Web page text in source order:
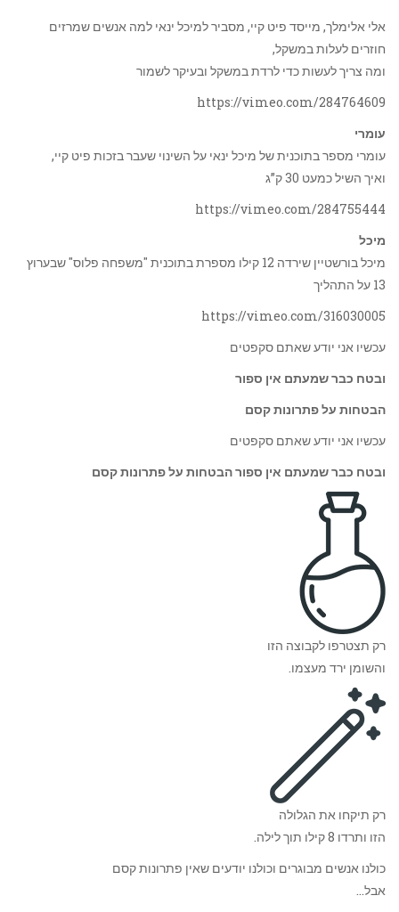
אלי אלימלך, מייסד פיט קיי, מסביר למיכל ינאי למה אנשים שמרזים
חוזרים לעלות במשקל,
ומה צריך לעשות כדי לרדת במשקל ובעיקר לשמור
https://vimeo.com/284764609
עומרי
עומרי מספר בתוכנית של מיכל ינאי על השינוי שעבר בזכות פיט קיי,
ואיך השיל כמעט 30 ק”ג
https://vimeo.com/284755444
מיכל
מיכל בורשטיין שירדה 12 קילו מספרת בתוכנית "משפחה פלוס" שבערוץ
13 על התהליך
https://vimeo.com/316030005
עכשיו אני יודע שאתם סקפטים
ובטח כבר שמעתם אין ספור
הבטחות על פתרונות קסם
עכשיו אני יודע שאתם סקפטים
ובטח כבר שמעתם אין ספורהבטחות על פתרונות קסם
רק תצטרפו לקבוצה הזו
והשומן ירד מעצמו.
רק תיקחו את הגלולה
הזו ותרדו 8 קילו תוך לילה.
כולנו אנשים מבוגרים וכולנו יודעים שאין פתרונות קסם
אבל…